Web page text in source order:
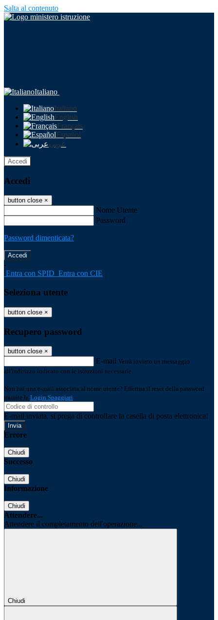
Salta al contenuto
Italiano
Italiano
English
Français
Español
عربى
Accedi
Accedi
button close ×
Nome Utente
Password
Password dimenticata?
-
Entra con SPID Entra con CIE
Seleziona utente
button close ×
Recupero password
button close ×
E-mail Verrà inviato un messaggio
all'indirizzo indicato con le istruzioni necessarie.
Non hai una e-mail associata al nome utente? Effettua il reset della password
tramite la Login Spaggiari
E-mail inviata, si prega di controllare la casella di posta elettronica!
Errore
Chiudi
Successo
Chiudi
Informazione
Chiudi
Attendere...
Attendere il completamento dell'operazione...
Chiudi